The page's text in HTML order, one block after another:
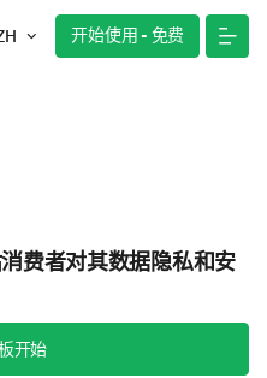
开始使用 - 免费
费者对其数据隐私和安
开始